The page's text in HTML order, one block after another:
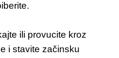
ili provucite kroz
i stavite začinsku